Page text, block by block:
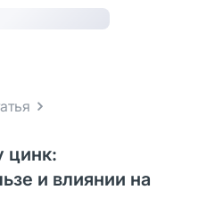
цинк:
и влиянии на